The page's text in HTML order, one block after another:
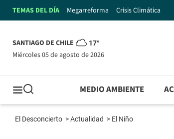
TEMAS DEL DÍA Megarreforma Crisis Climática
SANTIAGO DE CHILE 17°
miércoles 05 de agosto de 2026
MEDIO AMBIENTE
El Desconcierto >Actualidad > El Niño